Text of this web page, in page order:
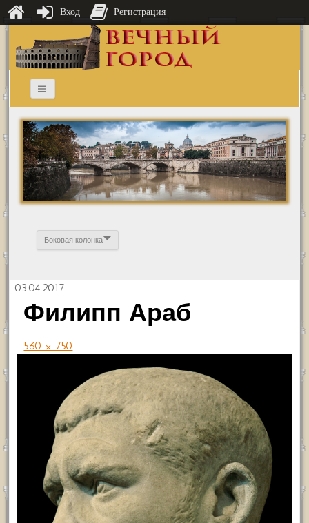
Боковая колонка
03.04.2017
Филипп Араб
560 × 750
Вход Регистрация